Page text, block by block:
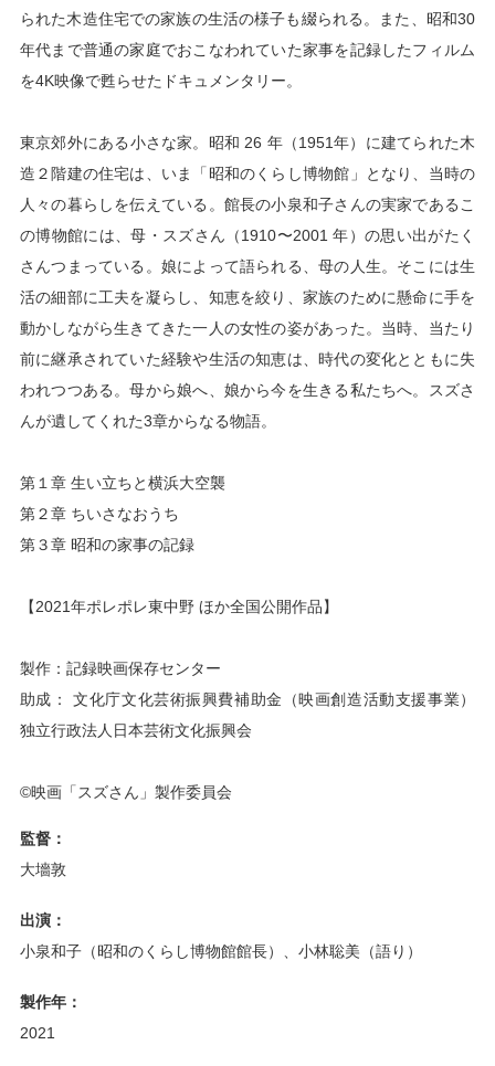
られた木造住宅での家族の生活の様子も綴られる。また、昭和30
年代まで普通の家庭でおこなわれていた家事を記録したフィルム
を4K映像で甦らせたドキュメンタリー。
東京郊外にある小さな家。昭和 26 年（1951年）に建てられた木
造２階建の住宅は、いま「昭和のくらし博物館」となり、当時の
人々の暮らしを伝えている。館長の小泉和子さんの実家であるこ
の博物館には、母・スズさん（1910〜2001 年）の思い出がたく
さんつまっている。娘によって語られる、母の人生。そこには生
活の細部に工夫を凝らし、知恵を絞り、家族のために懸命に手を
動かしながら生きてきた一人の女性の姿があった。当時、当たり
前に継承されていた経験や生活の知恵は、時代の変化とともに失
われつつある。母から娘へ、娘から今を生きる私たちへ。スズさ
んが遺してくれた3章からなる物語。
第１章 生い立ちと横浜大空襲
第２章 ちいさなおうち
第３章 昭和の家事の記録
【2021年ポレポレ東中野 ほか全国公開作品】
製作：記録映画保存センター
助成： 文化庁文化芸術振興費補助金（映画創造活動支援事業）
独立行政法人日本芸術文化振興会
©映画「スズさん」製作委員会
監督：
大墻敦
出演：
小泉和子（昭和のくらし博物館館長）、小林聡美（語り）
製作年：
2021